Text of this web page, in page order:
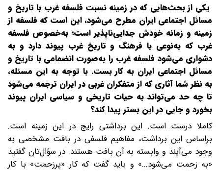
یکی از بحث‌هایی که در زمینه نسبت فلسفه غرب با تاریخ و
مسائل اجتماعی ایران مطرح می‌شود، این است که فلسفه از
زمینه و زمانه خودش جدایی‌ناپذیر است؛ به‌خصوص فلسفه
غرب که به‌نوعی با فرهنگ و تاریخ غرب پیوند دارد و به
دشواری می‌شود فلسفه غرب را به‌صورت انضمامی با تاریخ و
مسائل اجتماعی ایران به کار بست. با توجه به این مسئله،
به نظر شما ‌آثاری که از متفکران غربی در ایران ترجمه می‌شود
تا چه حد می‌تواند به حیات تاریخی و سیاسی ایران پیوند
بخورد و جایی در این بستر پیدا کند؟
کاملا درست است. این برداشتی رایج در این زمینه است.
بر‌اساس این برداشت، مفاهیم فلسفی در بافت مشخصی به
وجود می‌آیند و وابسته به آن بافت هستند. در سؤال‌تان گفتید
«به زحمت می‌شود...» و باید گفت که کار «پرزحمت» با کار